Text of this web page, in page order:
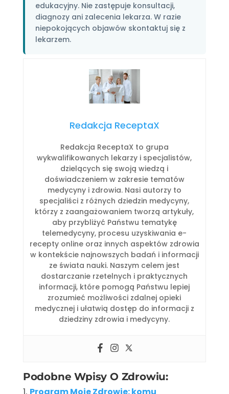
edukacyjny. Nie zastępuje konsultacji,
diagnozy ani zalecenia lekarza. W razie
niepokojących objawów skontaktuj się z
lekarzem.
Redakcja ReceptaX
Redakcja ReceptaX to grupa
wykwalifikowanych lekarzy i specjalistów,
dzielących się swoją wiedzą i
doświadczeniem w zakresie tematów
medycyny i zdrowia. Nasi autorzy to
specjaliści z różnych dziedzin medycyny,
którzy z zaangażowaniem tworzą artykuły,
aby przybliżyć Państwu tematykę
telemedycyny, procesu uzyskiwania e-
recepty online oraz innych aspektów zdrowia
w kontekście najnowszych badań i informacji
ze świata nauki. Naszym celem jest
dostarczanie rzetelnych i praktycznych
informacji, które pomogą Państwu lepiej
zrozumieć możliwości zdalnej opieki
medycznej i ułatwią dostęp do informacji z
dziedziny zdrowia i medycyny.
Podobne Wpisy O Zdrowiu:
Program Moje Zdrowie: komu